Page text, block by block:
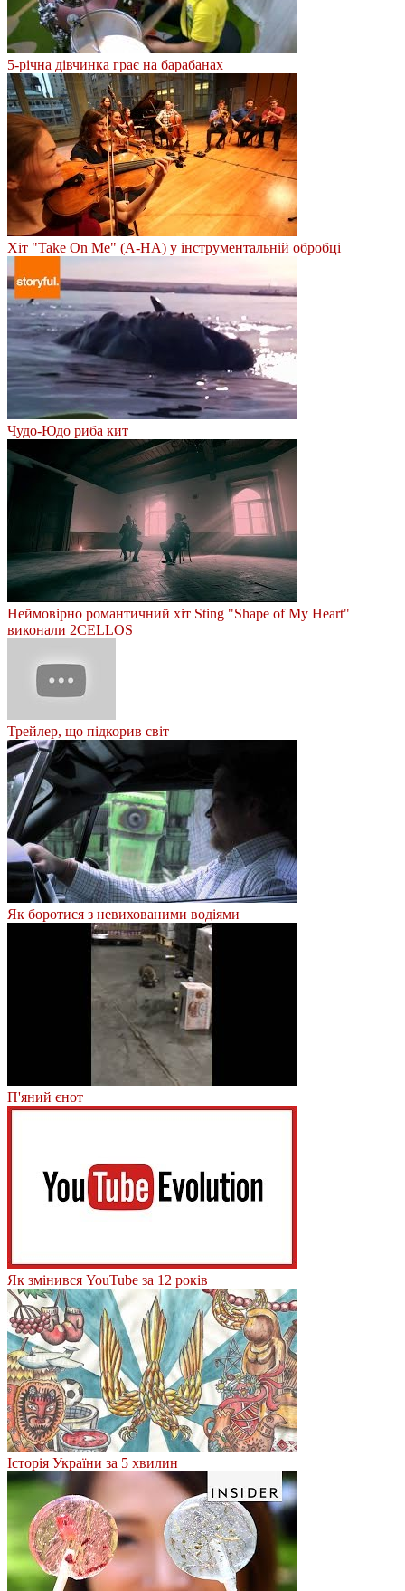
5-річна дівчинка грає на барабанах
Хіт "Take On Me" (А-НА) у інструментальній обробці
Чудо-Юдо риба кит
Неймовірно романтичний хіт Sting "Shape of My Heart"
виконали 2CELLOS
Трейлер, що підкорив світ
Як боротися з невихованими водіями
П'яний єнот
Як змінився YouTube за 12 років
Історія України за 5 хвилин